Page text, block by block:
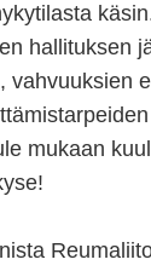
hallituksen
vahvuuksien
mukaan